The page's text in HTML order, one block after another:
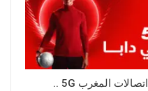
اتصالات المغرب 5G ..